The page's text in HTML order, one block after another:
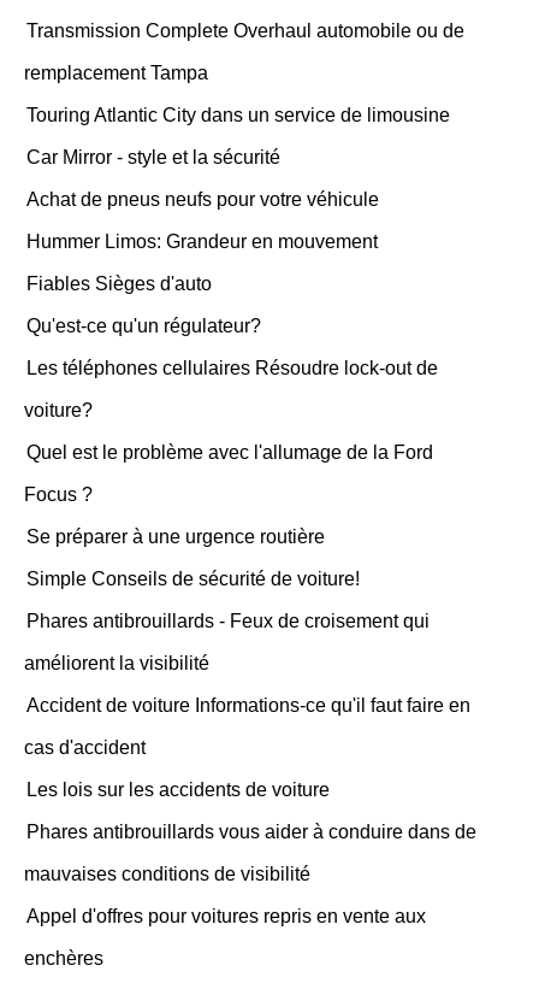
Transmission Complete Overhaul automobile ou de
remplacement Tampa
Touring Atlantic City dans un service de limousine
Car Mirror - style et la sécurité
Achat de pneus neufs pour votre véhicule
Hummer Limos: Grandeur en mouvement
Fiables Sièges d'auto
Qu'est-ce qu'un régulateur?
Les téléphones cellulaires Résoudre lock-out de
voiture?
Quel est le problème avec l'allumage de la Ford
Focus ?
Se préparer à une urgence routière
Simple Conseils de sécurité de voiture!
Phares antibrouillards - Feux de croisement qui
améliorent la visibilité
Accident de voiture Informations-ce qu'il faut faire en
cas d'accident
Les lois sur les accidents de voiture
Phares antibrouillards vous aider à conduire dans de
mauvaises conditions de visibilité
Appel d'offres pour voitures repris en vente aux
enchères